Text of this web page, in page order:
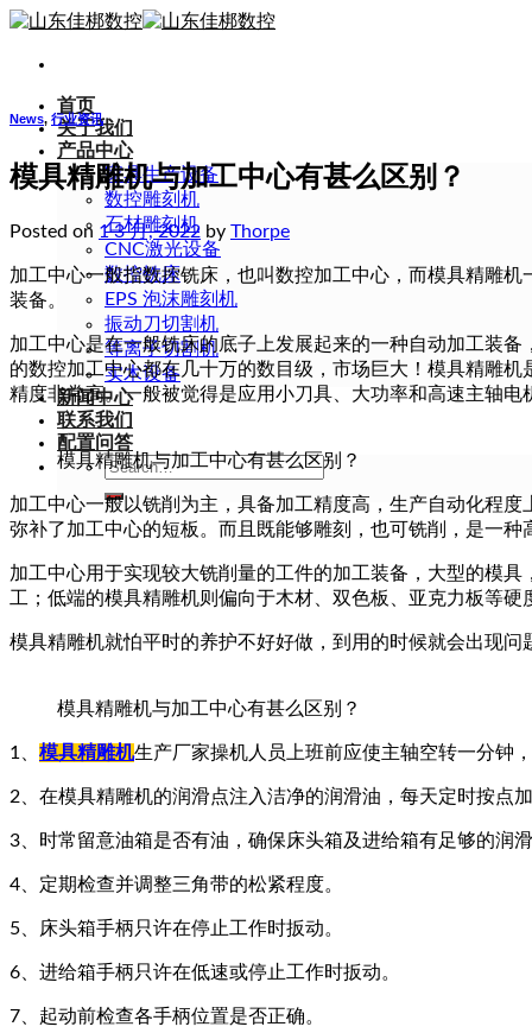
Skip
content
首页
关于我们
产品中心
家具生产设备
数控雕刻机
石材雕刻机
CNC激光设备
数控铣床
EPS 泡沫雕刻机
振动刀切割机
等离子切割机
实木设备
新闻中心
联系我们
配置问答
Search
News, 行业资讯
模具精雕机与加工中心有甚么区别？
Posted on 1 3 月, 2022 by Thorpe
加工中心一般指数控铣床，也叫数控加工中心，而模具精雕
装备。
加工中心是在一般铣床的底子上发展起来的一种自动加工装
的数控加工中心都在几十万的数目级，市场巨大！模具精雕
精度非常高。一般被觉得是应用小刀具、大功率和高速主轴电
模具精雕机与加工中心有甚么区别？
加工中心一般以铣削为主，具备加工精度高，生产自动化程
弥补了加工中心的短板。而且既能够雕刻，也可铣削，是一种
加工中心用于实现较大铣削量的工件的加工装备，大型的模
工；低端的模具精雕机则偏向于木材、双色板、亚克力板等
模具精雕机就怕平时的养护不好好做，到用的时候就会出现
模具精雕机与加工中心有甚么区别？
1、 模具精雕机生产厂家操机人员上班前应使主轴空转一分钟
2、在模具精雕机的润滑点注入洁净的润滑油，每天定时按点
3、时常留意油箱是否有油，确保床头箱及进给箱有足够的润
4、定期检查并调整三角带的松紧程度。
5、床头箱手柄只许在停止工作时扳动。
6、进给箱手柄只许在低速或停止工作时扳动。
7、起动前检查各手柄位置是否正确。